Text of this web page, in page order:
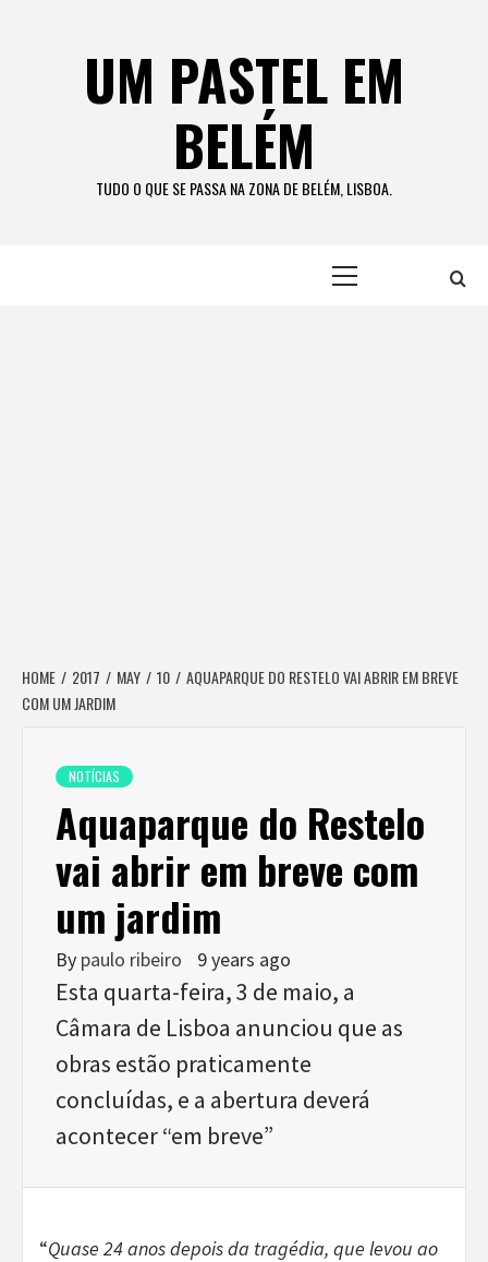
UM PASTEL EM
BELÉM
TUDO O QUE SE PASSA NA ZONA DE BELÉM, LISBOA.
HOME 2017 MAY 10
AQUAPARQUE DO RESTELO VAI ABRIR EM BREVE
COM UM JARDIM
NOTÍCIAS
Aquaparque do Restelo
vai abrir em breve com
um jardim
By paulo ribeiro 9 years ago
Esta quarta-feira, 3 de maio, a
Câmara de Lisboa anunciou que as
obras estão praticamente
concluídas, e a abertura deverá
acontecer “em breve”
“Quase 24 anos depois da tragédia, que levou ao